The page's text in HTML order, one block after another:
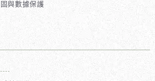
與數據保護